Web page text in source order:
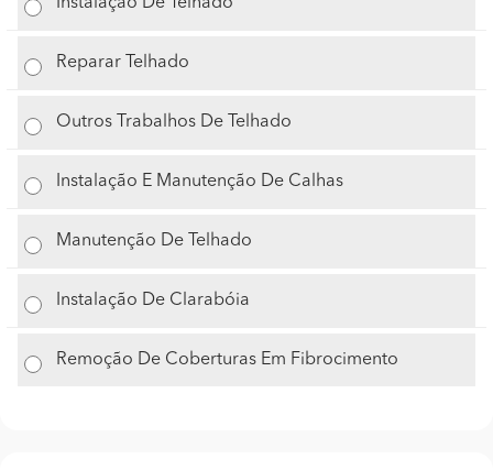
Reparar Telhado
Outros Trabalhos De Telhado
Instalação E Manutenção De Calhas
Manutenção De Telhado
Instalação De Clarabóia
Remoção De Coberturas Em Fibrocimento